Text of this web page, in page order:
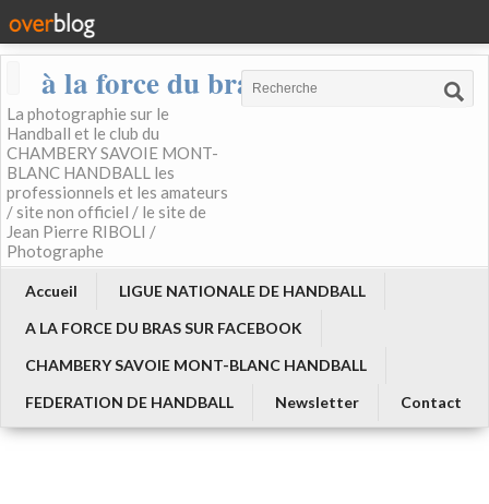
à la force du bras
La photographie sur le
Handball et le club du
CHAMBERY SAVOIE MONT-
BLANC HANDBALL les
professionnels et les amateurs
/ site non officiel / le site de
Jean Pierre RIBOLI /
Photographe
Accueil
LIGUE NATIONALE DE HANDBALL
A LA FORCE DU BRAS SUR FACEBOOK
CHAMBERY SAVOIE MONT-BLANC HANDBALL
FEDERATION DE HANDBALL
Newsletter Contact